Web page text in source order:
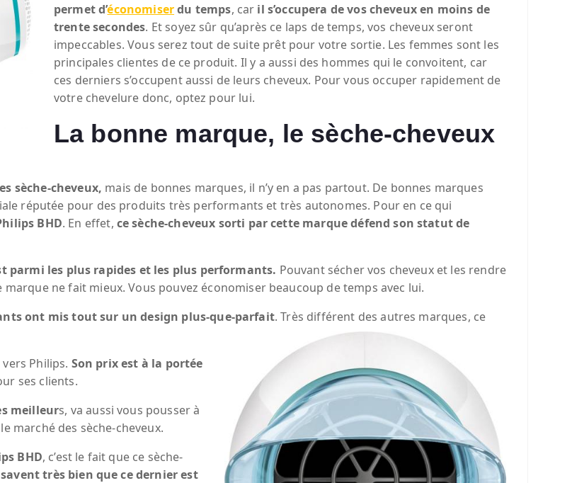
permet d’économiserdu temps, car il s’occupera de vos cheveux en moins de
trente secondes. Et soyez sûr qu’après ce laps de temps, vos cheveux seront
impeccables. Vous serez tout de suite prêt pour votre sortie. Les femmes sont les
principales clientes de ce produit. Il y a aussi des hommes qui le convoitent, car
ces derniers s’occupent aussi de leurs cheveux. Pour vous occuper rapidement de
votre chevelure donc, optez pour lui.
La bonne marque, le sèche-cheveux
sèche-cheveux, mais de bonnes marques, il n’y en a pas partout. De bonnes marques
réputée pour des produits très performants et très autonomes. Pour en ce qui
BHD. En effet, ce sèche-cheveux sorti par cette marque défend son statut de
parmi les plus rapides et les plus performants. Pouvant sécher vos cheveux et les rendre
ne fait mieux. Vous pouvez économiser beaucoup de temps avec lui.
ont mis tout sur un design plus-que-parfait. Très différent des autres marques, ce
Philips. Son prix est à la portée
ses clients.
meilleurs, va aussi vous pousser à
marché des sèche-cheveux.
BHD, c’est le fait que ce sèche-
très bien que ce dernier est